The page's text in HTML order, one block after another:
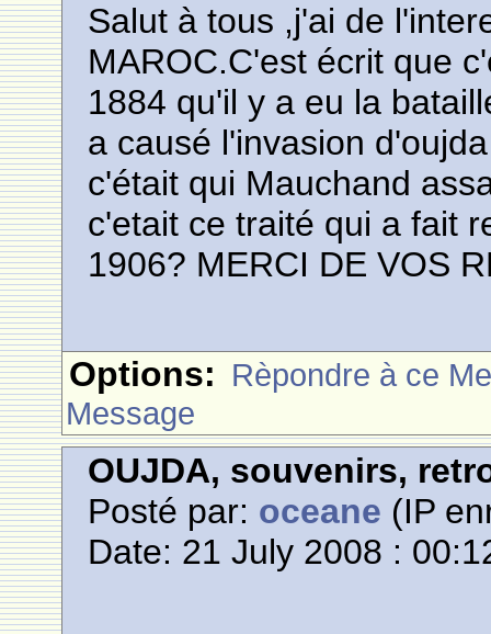
Salut à tous ,j'ai de
MAROC.C'est écrit que
1884 qu'il y a eu la
a causé l'invasion
c'était qui Mauchand
c'etait ce traité qui a fait
1906? MERCI DE VOS
Options: Rèpondre à ce
Message
OUJDA, souvenirs,
Posté par: oceane (IP
Date: 21 July 2008 :